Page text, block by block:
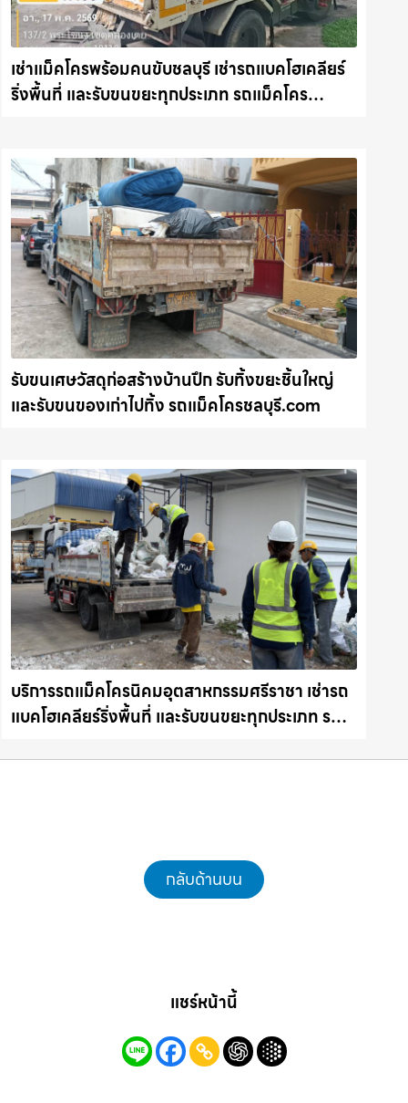
เช่าแม็คโครพร้อมคนขับชลบุรี เช่ารถแบคโฮเคลียร์
ริ่งพื้นที่ และรับขนขยะทุกประเภท รถแม็คโคร
รับขนเศษวัสดุก่อสร้างบ้านปึก รับทิ้งขยะชิ้นใหญ่
และรับขนของเก่าไปทิ้ง รถแม็คโครชลบุรี.com
บริการรถแม็คโครนิคมอุตสาหกรรมศรีราชา เช่ารถ
แบคโฮเคลียร์ริ่งพื้นที่ และรับขนขยะทุกประเภท รถ
กลับด้านบน
แชร์หน้านี้